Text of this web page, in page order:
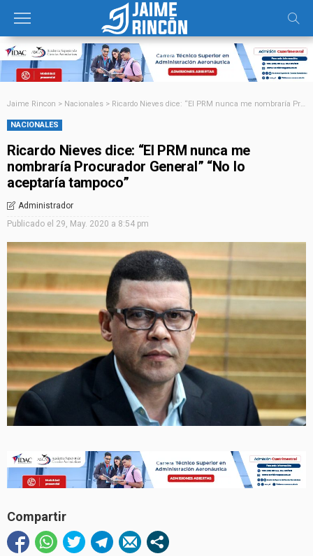
Jaime Rincon > Nacionales > Ricardo Nieves dice: “El PRM nunca me nombraría Procurador General” “No lo aceptaría tampoco”
NACIONALES
Ricardo Nieves dice: “El PRM nunca me
nombraría Procurador General” “No lo
aceptaría tampoco”
Administrador
Publicado el 29, May. 2020 a 8:54 pm
Compartir